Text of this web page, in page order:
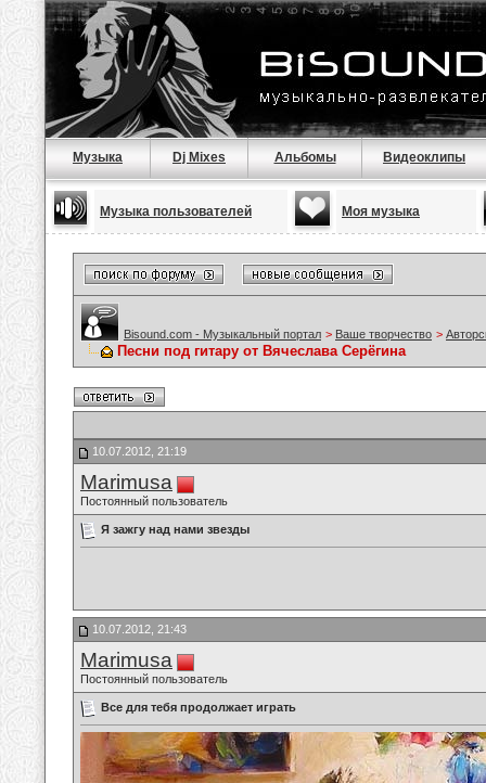
Музыка Dj Mixes Альбомы Видеоклипы
Музыка пользователей Моя музыка
Bisound.com - Музыкальный портал > Ваше творчество >
Песни под гитару от Вячеслава Серёгина
10.07.2012, 21:19
Marimusa
Постоянный пользователь
Я зажгу над нами звезды
10.07.2012, 21:43
Marimusa
Постоянный пользователь
Все для тебя продолжает играть